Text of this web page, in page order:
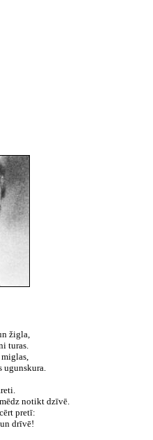
žigla,
turas.
ugunskura.
notikt dzīvē.
pretī:
drīvē!